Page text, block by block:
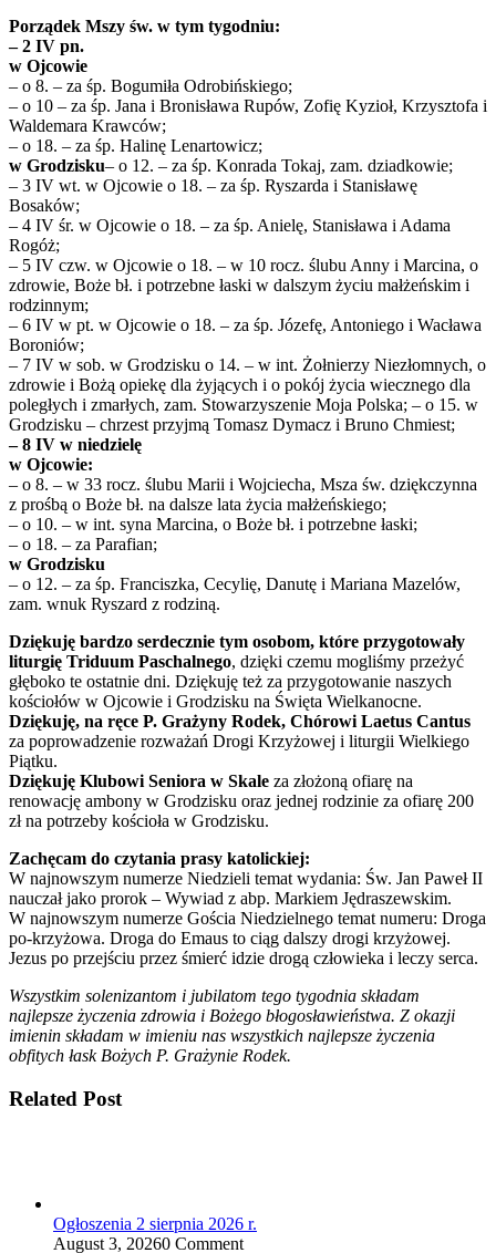
Porządek Mszy św. w tym tygodniu:
– 2 IV pn.
w Ojcowie
– o 8. – za śp. Bogumiła Odrobińskiego;
– o 10 – za śp. Jana i Bronisława Rupów, Zofię Kyzioł, Krzysztofa i
Waldemara Krawców;
– o 18. – za śp. Halinę Lenartowicz;
w Grodzisku– o 12. – za śp. Konrada Tokaj, zam. dziadkowie;
– 3 IV wt. w Ojcowie o 18. – za śp. Ryszarda i Stanisławę
Bosaków;
– 4 IV śr. w Ojcowie o 18. – za śp. Anielę, Stanisława i Adama
Rogóż;
– 5 IV czw. w Ojcowie o 18. – w 10 rocz. ślubu Anny i Marcina, o
zdrowie, Boże bł. i potrzebne łaski w dalszym życiu małżeńskim i
rodzinnym;
– 6 IV w pt. w Ojcowie o 18. – za śp. Józefę, Antoniego i Wacława
Boroniów;
– 7 IV w sob. w Grodzisku o 14. – w int. Żołnierzy Niezłomnych, o
zdrowie i Bożą opiekę dla żyjących i o pokój życia wiecznego dla
poległych i zmarłych, zam. Stowarzyszenie Moja Polska; – o 15. w
Grodzisku – chrzest przyjmą Tomasz Dymacz i Bruno Chmiest;
– 8 IV w niedzielę
w Ojcowie:
– o 8. – w 33 rocz. ślubu Marii i Wojciecha, Msza św. dziękczynna
z prośbą o Boże bł. na dalsze lata życia małżeńskiego;
– o 10. – w int. syna Marcina, o Boże bł. i potrzebne łaski;
– o 18. – za Parafian;
w Grodzisku
– o 12. – za śp. Franciszka, Cecylię, Danutę i Mariana Mazelów,
zam. wnuk Ryszard z rodziną.
Dziękuję bardzo serdecznie tym osobom, które przygotowały
liturgię Triduum Paschalnego, dzięki czemu mogliśmy przeżyć
głęboko te ostatnie dni. Dziękuję też za przygotowanie naszych
kościołów w Ojcowie i Grodzisku na Święta Wielkanocne.
Dziękuję, na ręce P. Grażyny Rodek, Chórowi Laetus Cantus
za poprowadzenie rozważań Drogi Krzyżowej i liturgii Wielkiego
Piątku.
Dziękuję Klubowi Seniora w Skale za złożoną ofiarę na
renowację ambony w Grodzisku oraz jednej rodzinie za ofiarę 200
zł na potrzeby kościoła w Grodzisku.
Zachęcam do czytania prasy katolickiej:
W najnowszym numerze Niedzieli temat wydania: Św. Jan Paweł II
nauczał jako prorok – Wywiad z abp. Markiem Jędraszewskim.
W najnowszym numerze Gościa Niedzielnego temat numeru: Droga
po-krzyżowa. Droga do Emaus to ciąg dalszy drogi krzyżowej.
Jezus po przejściu przez śmierć idzie drogą człowieka i leczy serca.
Wszystkim solenizantom i jubilatom tego tygodnia składam
najlepsze życzenia zdrowia i Bożego błogosławieństwa. Z okazji
imienin składam w imieniu nas wszystkich najlepsze życzenia
obfitych łask Bożych P. Grażynie Rodek.
Related Post
Ogłoszenia 2 sierpnia 2026 r.
August 3, 20260 Comment